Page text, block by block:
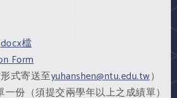
docx檔
Form
式寄送至yuhanshen@ntu.edu.tw）
份（須提交兩學年以上之成績單）